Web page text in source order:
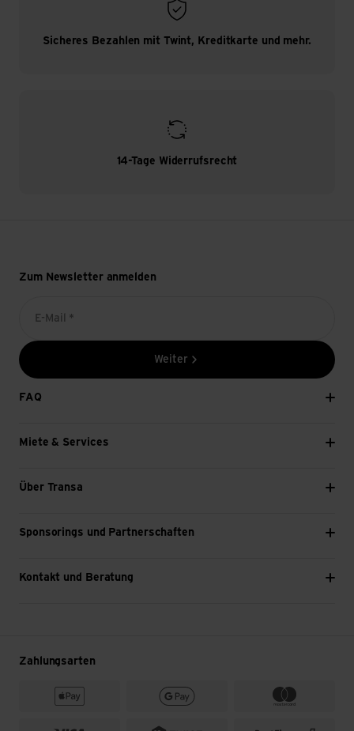
Sicheres Bezahlen mit Twint, Kreditkarte und mehr.
14-Tage Widerrufsrecht
Zum Newsletter anmelden
E-Mail *
Weiter
FAQ
Miete & Services
Über Transa
Sponsorings und Partnerschaften
Kontakt und Beratung
Zahlungsarten